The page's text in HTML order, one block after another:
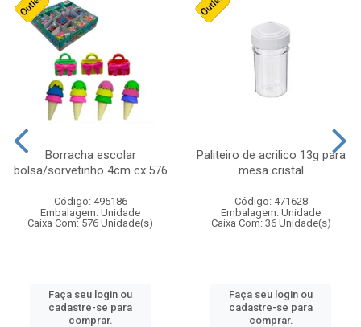
Borracha escolar
bolsa/sorvetinho 4cm cx:576
Código: 495186
Embalagem: Unidade
Caixa Com: 576 Unidade(s)
Faça seu login ou
cadastre-se para
comprar.
Paliteiro de acrilico 13g para
mesa cristal
Código: 471628
Embalagem: Unidade
Caixa Com: 36 Unidade(s)
Faça seu login ou
cadastre-se para
comprar.